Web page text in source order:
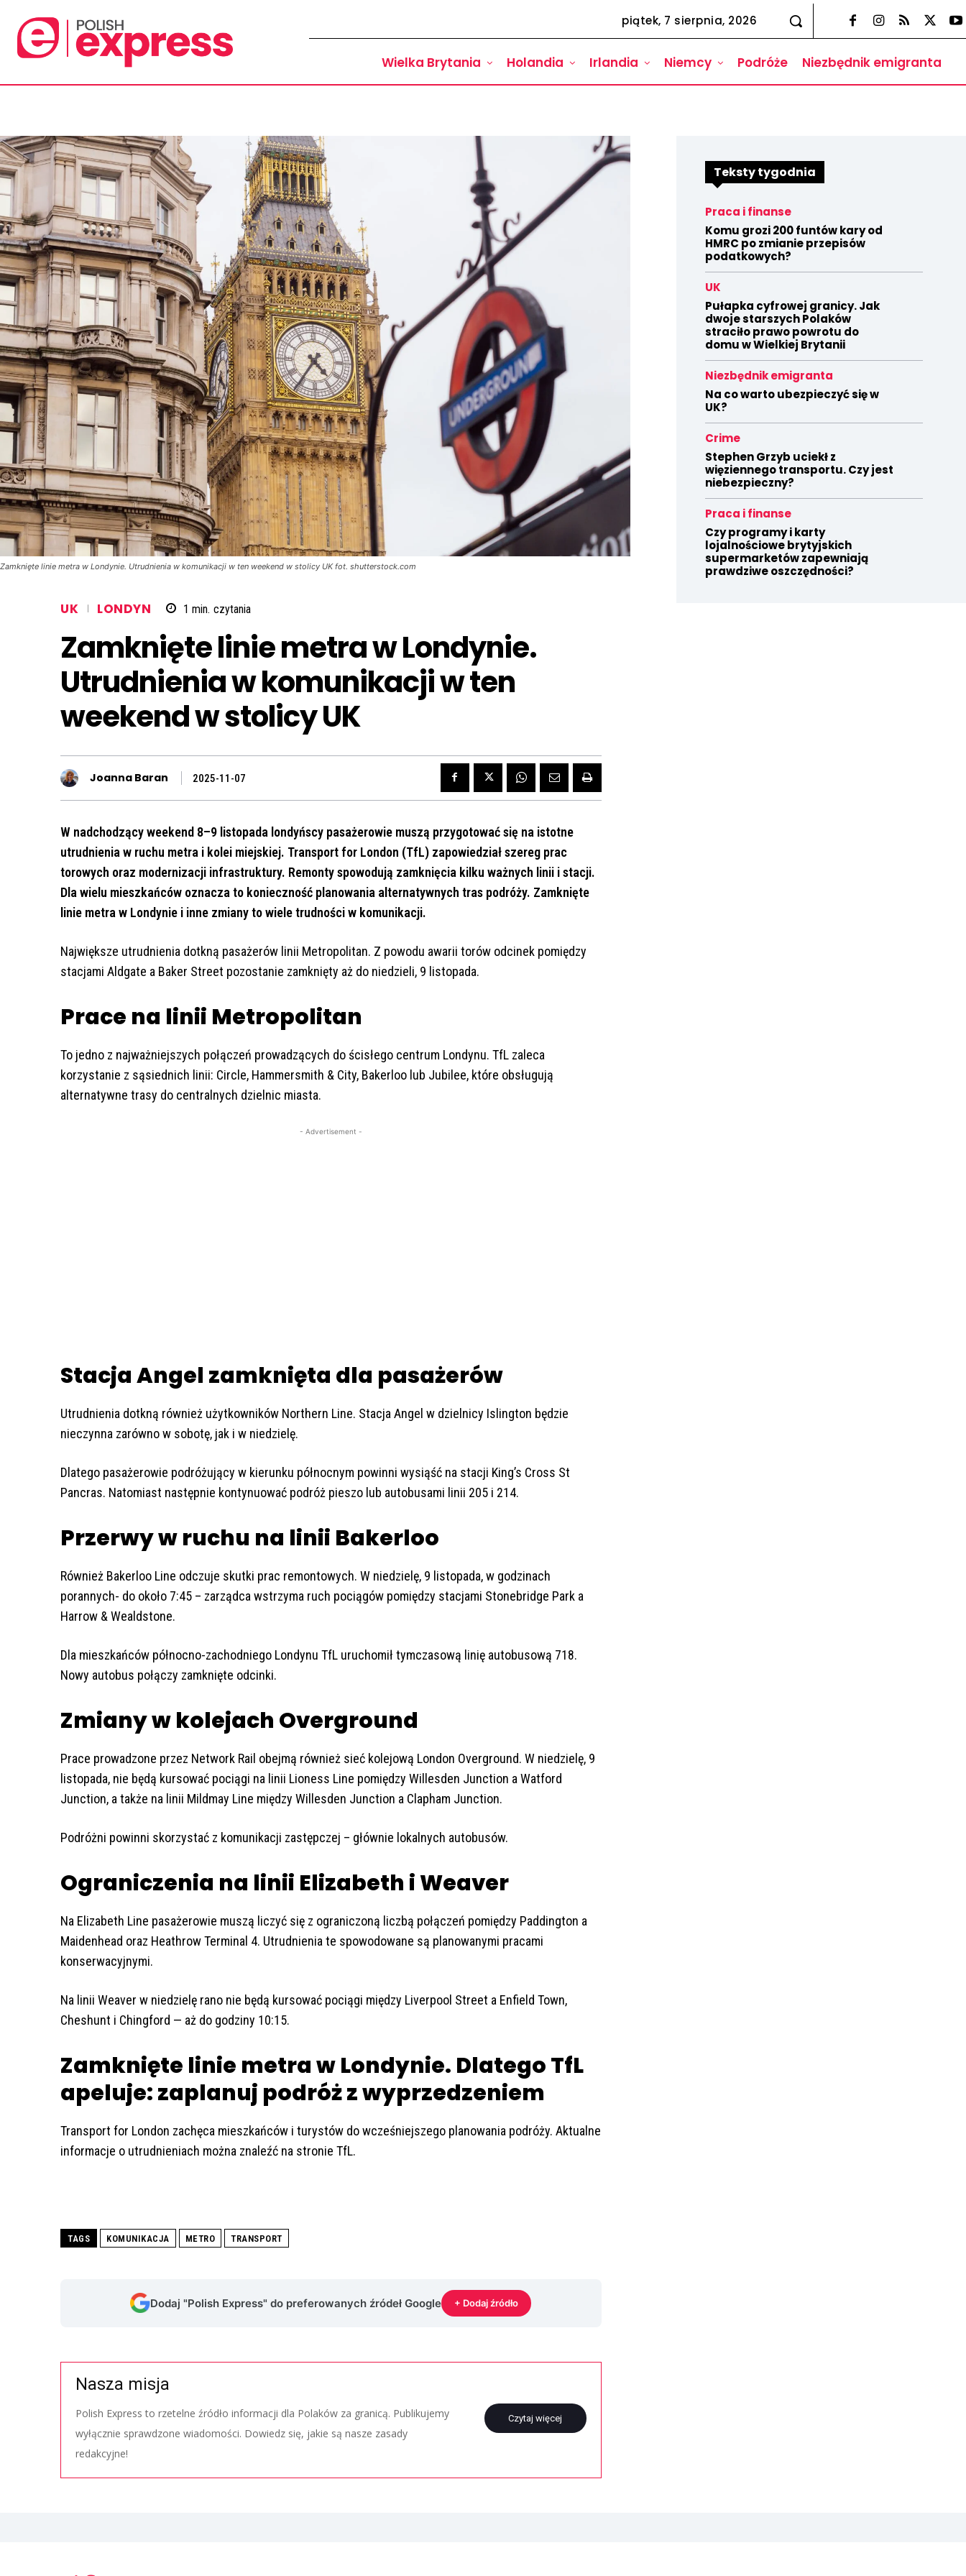
piątek, 7 sierpnia, 2026
Wielka Brytania Holandia Irlandia Niemcy Podróże Niezbędnik emigranta
Zamknięte linie metra w Londynie. Utrudnienia w komunikacji w ten weekend w stolicy UK fot. shutterstock.com
UK LONDYN 1 min. czytania
Zamknięte linie metra w Londynie.
Utrudnienia w komunikacji w ten
weekend w stolicy UK
Joanna Baran 2025-11-07
W nadchodzący weekend 8–9 listopada londyńscy pasażerowie muszą przygotować się na istotne
utrudnienia w ruchu metra i kolei miejskiej. Transport for London (TfL) zapowiedział szereg prac
torowych oraz modernizacji infrastruktury. Remonty spowodują zamknięcia kilku ważnych linii i stacji.
Dla wielu mieszkańców oznacza to konieczność planowania alternatywnych tras podróży. Zamknięte
linie metra w Londynie i inne zmiany to wiele trudności w komunikacji.
Największe utrudnienia dotkną pasażerów linii Metropolitan. Z powodu awarii torów odcinek pomiędzy
stacjami Aldgate a Baker Street pozostanie zamknięty aż do niedzieli, 9 listopada.
Prace na linii Metropolitan
To jedno z najważniejszych połączeń prowadzących do ścisłego centrum Londynu. TfL zaleca
korzystanie z sąsiednich linii: Circle, Hammersmith & City, Bakerloo lub Jubilee, które obsługują
alternatywne trasy do centralnych dzielnic miasta.
- Advertisement -
Stacja Angel zamknięta dla pasażerów
Utrudnienia dotkną również użytkowników Northern Line. Stacja Angel w dzielnicy Islington będzie
nieczynna zarówno w sobotę, jak i w niedzielę.
Dlatego pasażerowie podróżujący w kierunku północnym powinni wysiąść na stacji King’s Cross St
Pancras. Natomiast następnie kontynuować podróż pieszo lub autobusami linii 205 i 214.
Przerwy w ruchu na linii Bakerloo
Również Bakerloo Line odczuje skutki prac remontowych. W niedzielę, 9 listopada, w godzinach
porannych- do około 7:45 – zarządca wstrzyma ruch pociągów pomiędzy stacjami Stonebridge Park a
Harrow & Wealdstone.
Dla mieszkańców północno-zachodniego Londynu TfL uruchomił tymczasową linię autobusową 718.
Nowy autobus połączy zamknięte odcinki.
Zmiany w kolejach Overground
Prace prowadzone przez Network Rail obejmą również sieć kolejową London Overground. W niedzielę, 9
listopada, nie będą kursować pociągi na linii Lioness Line pomiędzy Willesden Junction a Watford
Junction, a także na linii Mildmay Line między Willesden Junction a Clapham Junction.
Podróżni powinni skorzystać z komunikacji zastępczej – głównie lokalnych autobusów.
Ograniczenia na linii Elizabeth i Weaver
Na Elizabeth Line pasażerowie muszą liczyć się z ograniczoną liczbą połączeń pomiędzy Paddington a
Maidenhead oraz Heathrow Terminal 4. Utrudnienia te spowodowane są planowanymi pracami
konserwacyjnymi.
Na linii Weaver w niedzielę rano nie będą kursować pociągi między Liverpool Street a Enfield Town,
Cheshunt i Chingford — aż do godziny 10:15.
Zamknięte linie metra w Londynie. Dlatego TfL
apeluje: zaplanuj podróż z wyprzedzeniem
Transport for London zachęca mieszkańców i turystów do wcześniejszego planowania podróży. Aktualne
informacje o utrudnieniach można znaleźć na stronie TfL.
TAGS KOMUNIKACJA METRO TRANSPORT
Dodaj "Polish Express" do preferowanych źródeł Google + Dodaj źródło
Nasza misja
Polish Express to rzetelne źródło informacji dla Polaków za granicą. Publikujemy
wyłącznie sprawdzone wiadomości. Dowiedz się, jakie są nasze zasady
redakcyjne!
Czytaj więcej
Teksty tygodnia
Praca i finanse
Komu grozi 200 funtów kary od
HMRC po zmianie przepisów
podatkowych?
UK
Pułapka cyfrowej granicy. Jak
dwoje starszych Polaków
straciło prawo powrotu do
domu w Wielkiej Brytanii
Niezbędnik emigranta
Na co warto ubezpieczyć się w
UK?
Crime
Stephen Grzyb uciekł z
więziennego transportu. Czy jest
niebezpieczny?
Praca i finanse
Czy programy i karty
lojalnościowe brytyjskich
supermarketów zapewniają
prawdziwe oszczędności?